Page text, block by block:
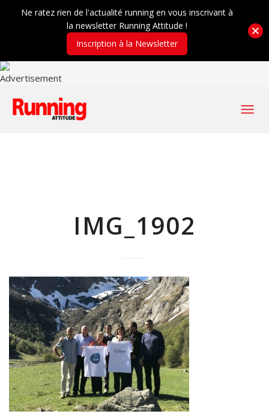
IMG_1902
Ne ratez rien de l'actualité running en vous inscrivant à
la newsletter Running Attitude !
Inscription à la Newsletter